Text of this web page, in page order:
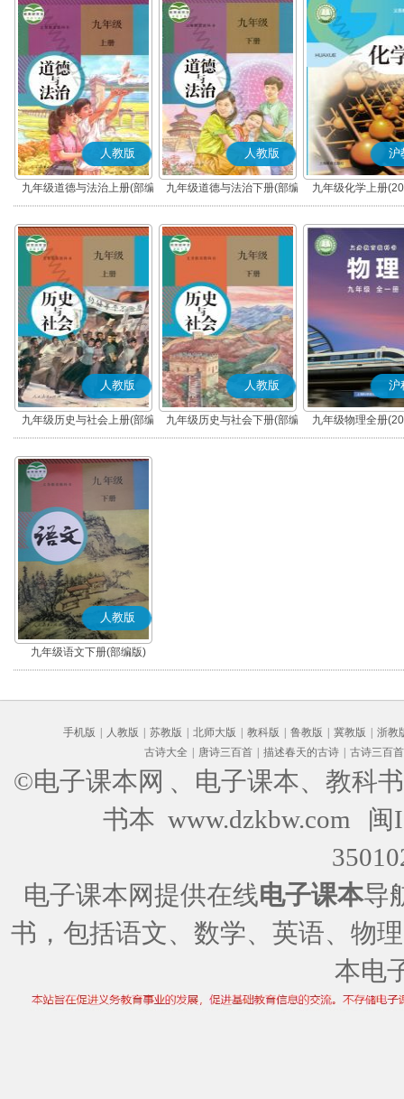
人教版
九年级道德与法治上册(部编
版)
人教版
九年级道德与法治下册(部编
版)
沪
九年级化学上册
人教版
九年级历史与社会上册(部编
版)
人教版
九年级历史与社会下册(部编
版)
沪
九年级物理全册
人教版
九年级语文下册(部编版)
手机版 人教版 苏教版 北师大版 教科版 鲁教版 冀教版
浙教
古诗大全
唐诗三百首 描述春天的古诗 古诗三百首
©电子课本网 、电子课本、教科
书本 www.dzkbw.com
闽
电子课本网提供在线电子课本导
书，包括语文、数学、英语、物
本电